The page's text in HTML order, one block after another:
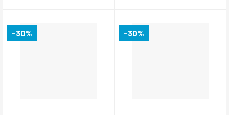
4.130.000 ₫.
-30% -30%